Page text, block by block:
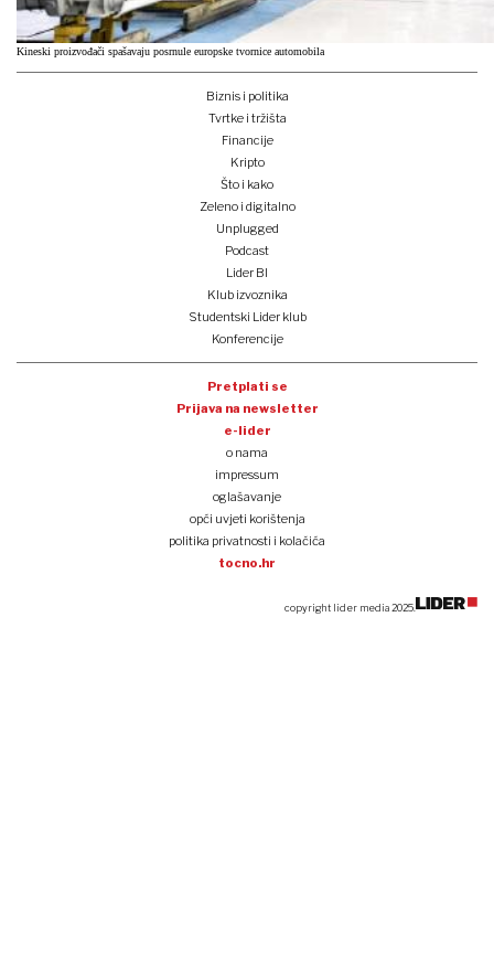
Kineski proizvođači spašavaju posrnule europske tvornice automobila
Biznis i politika
Tvrtke i tržišta
Financije
Kripto
Što i kako
Zeleno i digitalno
Unplugged
Podcast
Lider BI
Klub izvoznika
Studentski Lider klub
Konferencije
Pretplati se
Prijava na newsletter
e-lider
o nama
impressum
oglašavanje
opći uvjeti korištenja
politika privatnosti i kolačića
tocno.hr
copyright lider media 2025.